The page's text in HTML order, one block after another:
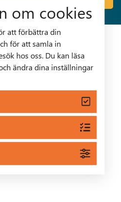
vill ha hjälp
om cookies
att förbättra din
för att samla in
hos oss. Du kan läsa
ändra dina inställningar